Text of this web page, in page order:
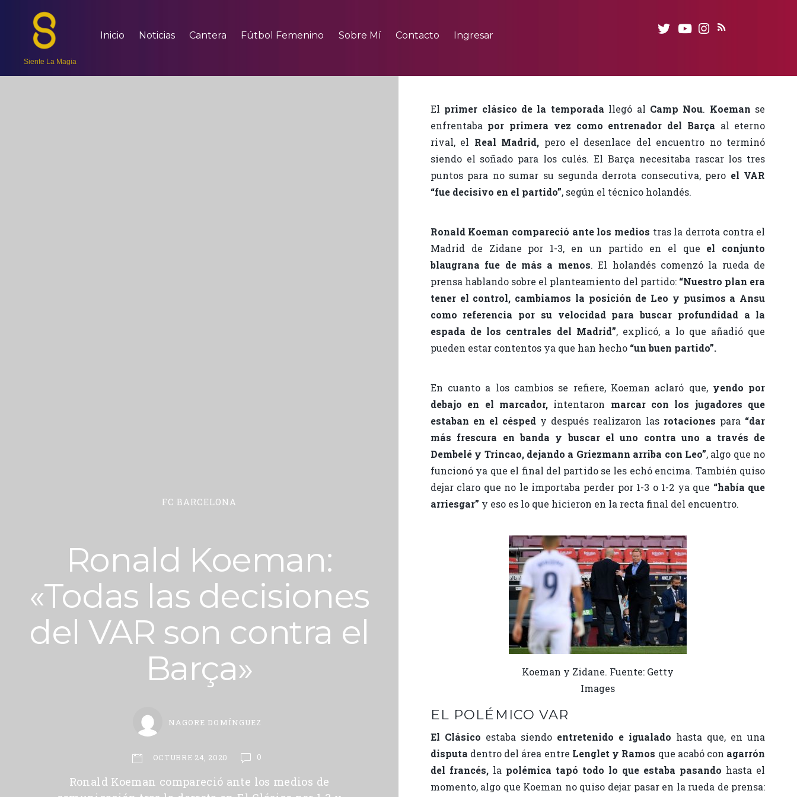
Siente La Magia
Inicio Noticias Cantera Fútbol Femenino Sobre Mí Contacto Ingresar
FC BARCELONA
Ronald Koeman:
«Todas las decisiones
del VAR son contra el
Barça»
NAGORE DOMÍNGUEZ
OCTUBRE 24, 2020 0
Ronald Koeman compareció ante los medios de
El primer clásico de la temporada llegó al Camp Nou. Koeman se
enfrentaba por primera vez como entrenador del Barça al eterno
rival, el Real Madrid, pero el desenlace del encuentro no terminó
siendo el soñado para los culés. El Barça necesitaba rascar los tres
puntos para no sumar su segunda derrota consecutiva, pero el VAR
“fue decisivo en el partido”, según el técnico holandés.
Ronald Koeman compareció ante los medios tras la derrota contra el
Madrid de Zidane por 1-3, en un partido en el que el conjunto
blaugrana fue de más a menos. El holandés comenzó la rueda de
prensa hablando sobre el planteamiento del partido: “Nuestro plan era
tener el control, cambiamos la posición de Leo y pusimos a Ansu
como referencia por su velocidad para buscar profundidad a la
espada de los centrales del Madrid”, explicó, a lo que añadió que
pueden estar contentos ya que han hecho “un buen partido”.
En cuanto a los cambios se refiere, Koeman aclaró que, yendo por
debajo en el marcador,intentaron marcar con los jugadores que
estaban en el céspedy después realizaron las rotaciones para “dar
más frescura en banda y buscar el uno contra uno a través de
Dembelé y Trincao, dejando a Griezmann arriba con Leo”, algo que no
funcionó ya que el final del partido se les echó encima. También quiso
dejar claro que no le importaba perder por 1-3 o 1-2 ya que “había que
arriesgar” y eso es lo que hicieron en la recta final del encuentro.
Koeman y Zidane. Fuente: Getty
Images
EL POLÉMICO VAR
El Clásico estaba siendo entretenido e igualado hasta que, en una
disputa dentro del área entre Lenglet y Ramos que acabó con agarrón
del francés,la polémica tapó todo lo que estaba pasando hasta el
momento, algo que Koeman no quiso dejar pasar en la rueda de prensa: